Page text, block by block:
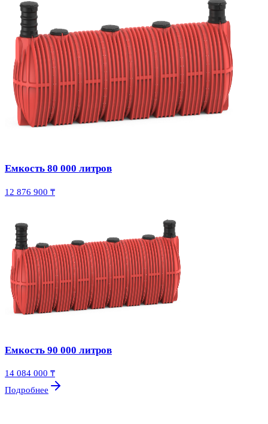
Емкость 80 000 литров
12 876 900 ₸
Емкость 90 000 литров
14 084 000 ₸
Подробнее